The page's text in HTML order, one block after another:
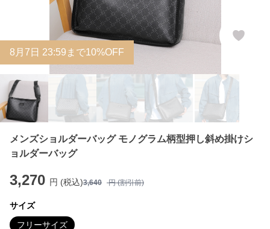
8 月 7 日 23:59まで10%OFF
メンズショルダーバッグ モノグラム柄型押し斜め掛けシ
ョルダーバッグ
3,270 円 (税込)3,640 円 (割引前)
サイズ
フリーサイズ